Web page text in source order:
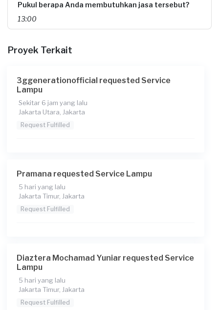
Pukul berapa Anda membutuhkan jasa tersebut?
13:00
Rp190.000
Proyek Terkait
3ggenerationofficial requested Service
Lampu
Sekitar 6 jam yang lalu
Jakarta Utara, Jakarta
Request Fulfilled
Pramana requested Service Lampu
5 hari yang lalu
Jakarta Timur, Jakarta
Request Fulfilled
Diaztera Mochamad Yuniar requested Service
Lampu
5 hari yang lalu
Jakarta Timur, Jakarta
Request Fulfilled